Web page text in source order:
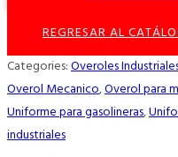
Caballero
cantidad
REGRESAR AL
Categories:Overoles
Overol Mecanico,Overol para
Uniforme para gasolineras,
industriales